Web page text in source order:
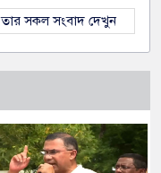
তার সকল সংবাদ দেখুন